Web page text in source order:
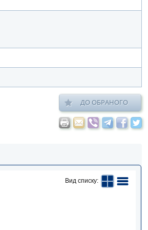
ДО ОБРАНОГО
Вид списку: